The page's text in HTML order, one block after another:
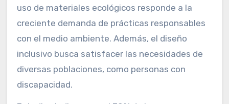
uso de materiales ecológicos responde a la
creciente demanda de prácticas responsables
con el medio ambiente. Además, el diseño
inclusivo busca satisfacer las necesidades de
diversas poblaciones, como personas con
discapacidad.